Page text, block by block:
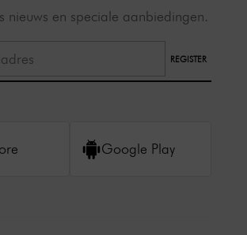
nieuws en speciale aanbiedingen.
REGISTER
Google Play